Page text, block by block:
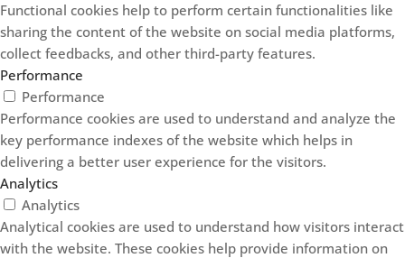
Functional cookies help to perform certain functionalities like
sharing the content of the website on social media platforms,
collect feedbacks, and other third-party features.
Performance
Performance
Performance cookies are used to understand and analyze the
key performance indexes of the website which helps in
delivering a better user experience for the visitors.
Analytics
Analytics
Analytical cookies are used to understand how visitors interact
with the website. These cookies help provide information on